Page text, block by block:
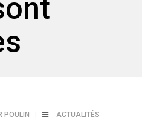
POULIN
ACTUALITÉS